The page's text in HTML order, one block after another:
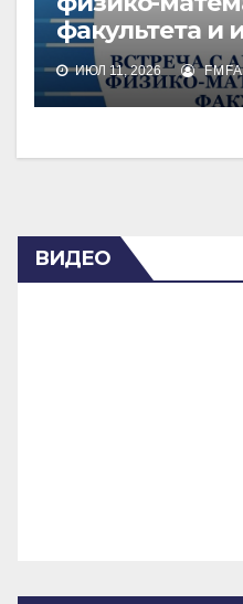
факультета и
ИЮЛ 11, 2026
ВИДЕО